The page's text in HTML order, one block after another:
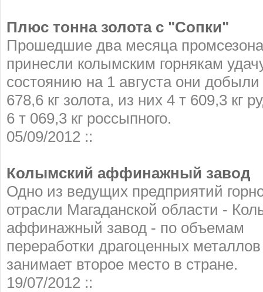
Плюс тонна золота с "Сопки"
Прошедшие два месяца промсезона
принесли колымским горнякам
состоянию на 1 августа они добыли
678,6 кг золота, из них 4 т 609,3 кг
6 т 069,3 кг россыпного.
05/09/2012 ::
Колымский аффинажный завод
Одно из ведущих предприятий
отрасли Магаданской области -
аффинажный завод - по объемам
переработки драгоценных металлов
занимает второе место в стране.
19/07/2012 ::